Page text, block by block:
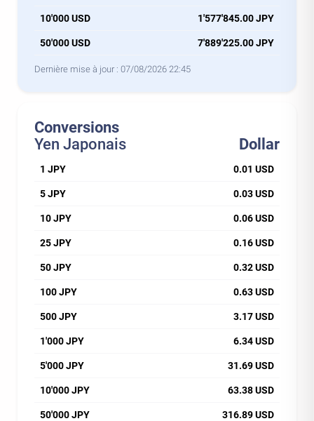
10'000 USD 1'577'845.00 JPY
50'000 USD 7'889'225.00 JPY
Dernière mise à jour : 07/08/2026 22:45
Conversions
Yen Japonais
Dollar
1 JPY 0.01 USD
5 JPY 0.03 USD
10 JPY 0.06 USD
25 JPY 0.16 USD
50 JPY 0.32 USD
100 JPY 0.63 USD
500 JPY 3.17 USD
1'000 JPY 6.34 USD
5'000 JPY 31.69 USD
10'000 JPY 63.38 USD
50'000 JPY 316.89 USD